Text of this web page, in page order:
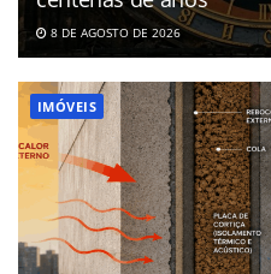
8 DE AGOSTO DE 2026
IMÓVEIS